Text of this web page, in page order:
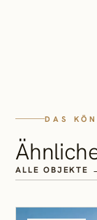
DAS
ALLE OBJEKTE